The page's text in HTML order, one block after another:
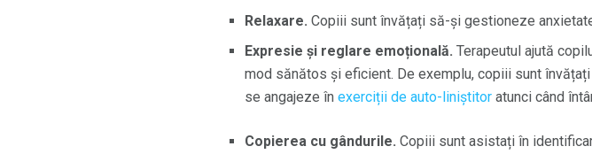
Relaxare. Copiii sunt învățați să-și gestioneze
Expresie și reglare emoțională. Terapeutul ajută
mod sănătos și eficient. De exemplu, copiii sunt
se angajeze în exerciții de auto-liniștitor atunci când
Copierea cu gândurile. Copiii sunt asistați în